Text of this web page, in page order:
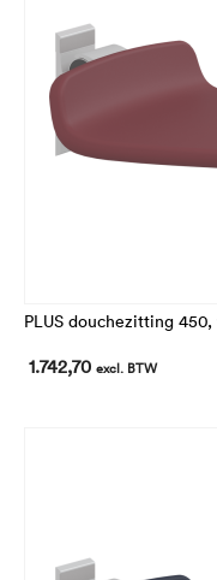
PLUS douchezitting
1.742,70 excl. BTW